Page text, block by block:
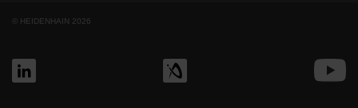
© HEIDENHAIN 2026